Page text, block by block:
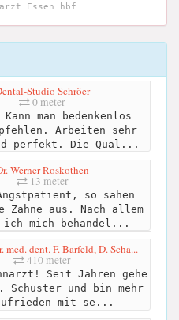
Essen hbf
Studio Schröer
0 meter
man bedenkenlos
Arbeiten sehr
perfekt. Die Qual...
Werner Roskothen
13 meter
so sahen
Zähne aus. Nach allem
ich mich behandel...
med. dent. F. Barfeld, D. Scha...
410 meter
Seit Jahren gehe
Schuster und bin mehr
mit se...